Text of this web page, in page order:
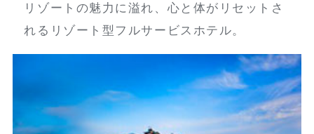
リゾートの魅力に溢れ、心と体がリセットさ
れるリゾート型フルサービスホテル。